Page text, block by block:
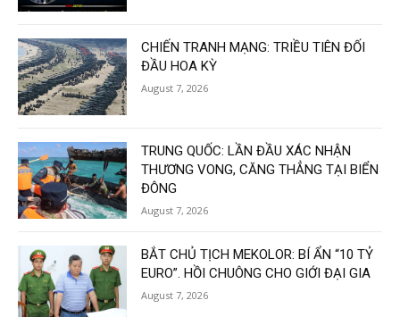
CHIẾN TRANH MẠNG: TRIỀU TIÊN ĐỐI
ĐẦU HOA KỲ
August 7, 2026
TRUNG QUỐC: LẦN ĐẦU XÁC NHẬN
THƯƠNG VONG, CĂNG THẲNG TẠI BIỂN
ĐÔNG
August 7, 2026
BẮT CHỦ TỊCH MEKOLOR: BÍ ẨN “10 TỶ
EURO”. HỒI CHUÔNG CHO GIỚI ĐẠI GIA
August 7, 2026